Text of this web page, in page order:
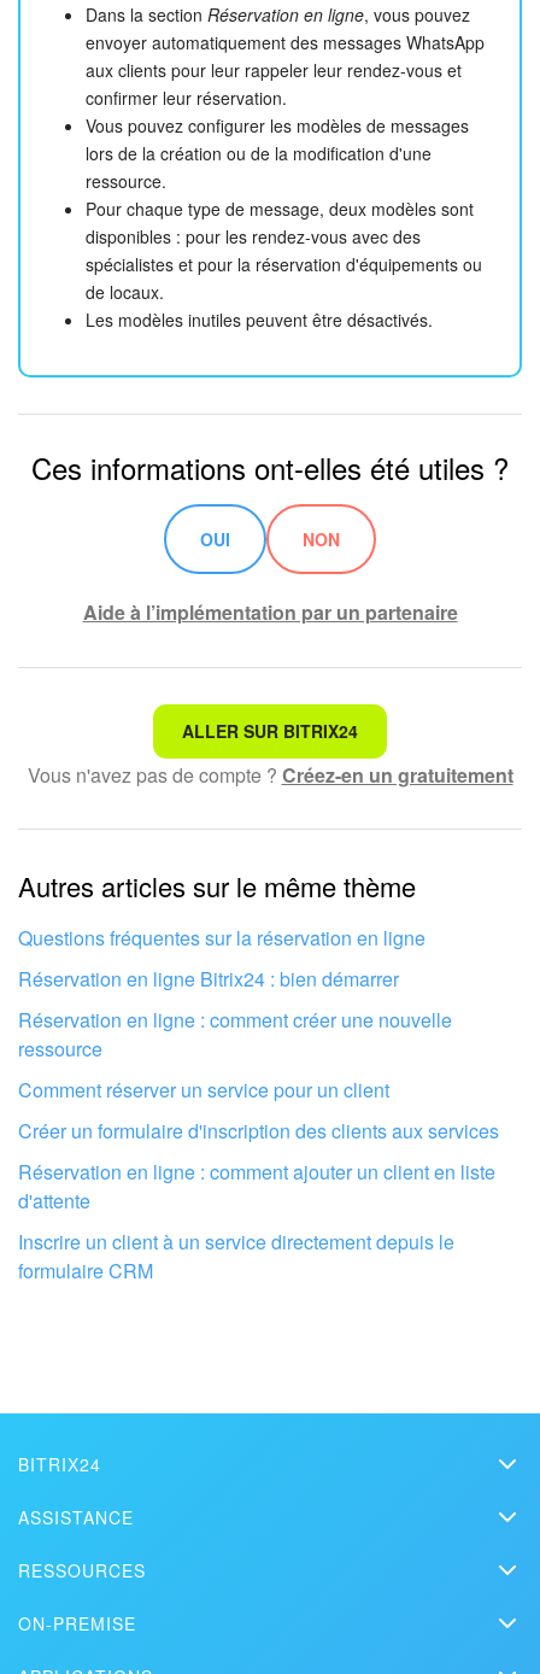
Dans la section Réservation en ligne, vous pouvez
envoyer automatiquement des messages WhatsApp
aux clients pour leur rappeler leur rendez-vous et
confirmer leur réservation.
Vous pouvez configurer les modèles de messages
lors de la création ou de la modification d'une
ressource.
Pour chaque type de message, deux modèles sont
disponibles : pour les rendez-vous avec des
spécialistes et pour la réservation d'équipements ou
de locaux.
Les modèles inutiles peuvent être désactivés.
Ces informations ont-elles été utiles ?
OUI NON
Aide à l’implémentation par un partenaire
Ce n'est pas ce que je recherche
Texte compliqué et incompréhensible
Les informations sont obsolètes
Trop court, j'ai besoin de plus d'informations
Je n'aime pas comment cet outil fonctionne
ALLER SUR BITRIX24
Vous n'avez pas de compte ? Créez-en un gratuitement
Autres articles sur le même thème
Questions fréquentes sur la réservation en ligne
Réservation en ligne Bitrix24 : bien démarrer
Réservation en ligne : comment créer une nouvelle
ressource
Comment réserver un service pour un client
Créer un formulaire d'inscription des clients aux services
Réservation en ligne : comment ajouter un client en liste
d'attente
Inscrire un client à un service directement depuis le
formulaire CRM
BITRIX24
Kit presse
Nous contacter
ASSISTANCE
Vidéos de démonstration
Contacter l'assistance
RESSOURCES
ON-PREMISE